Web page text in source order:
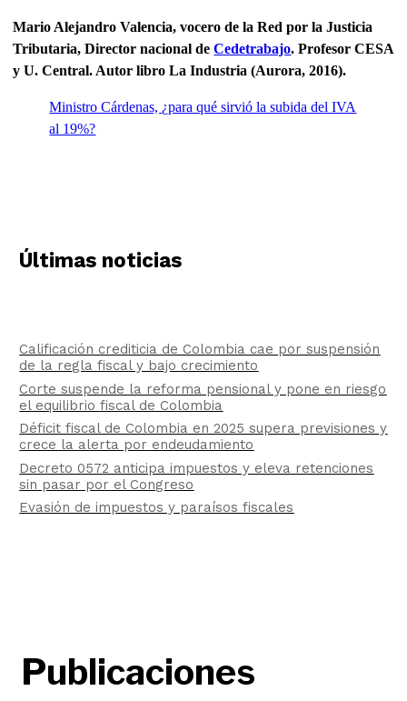
Mario Alejandro Valencia, vocero de la Red por la Justicia
Tributaria, Director nacional deCedetrabajo. Profesor CESA
y U. Central. Autor libro La Industria (Aurora, 2016).
Ministro Cárdenas, ¿para qué sirvió la subida del IVA
al 19%?
Últimas noticias
Calificación crediticia de Colombia cae por suspensión
de la regla fiscal y bajo crecimiento
Corte suspende la reforma pensional y pone en riesgo
el equilibrio fiscal de Colombia
Déficit fiscal de Colombia en 2025 supera previsiones y
crece la alerta por endeudamiento
Decreto 0572 anticipa impuestos y eleva retenciones
sin pasar por el Congreso
Evasión de impuestos y paraísos fiscales
Publicaciones